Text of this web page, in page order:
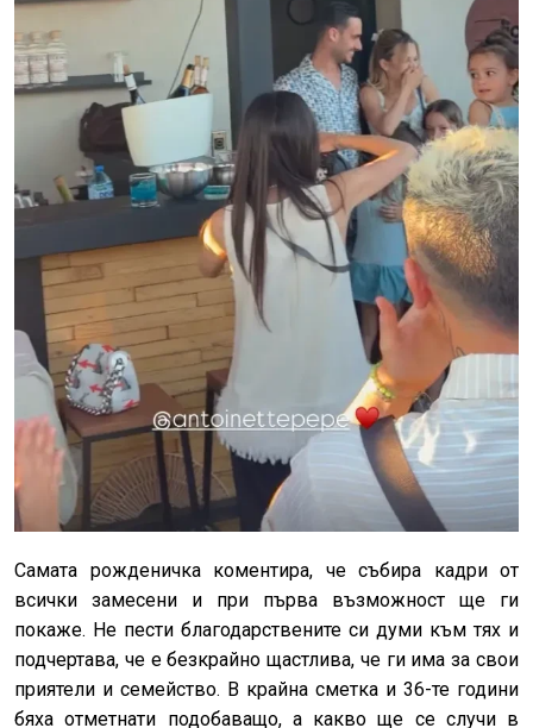
Самата рожденичка коментира, че събира кадри от
всички замесени и при първа възможност ще ги
покаже. Не пести благодарствените си думи към тях и
подчертава, че е безкрайно щастлива, че ги има за свои
приятели и семейство. В крайна сметка и 36-те години
бяха отметнати подобаващо, а какво ще се случи в